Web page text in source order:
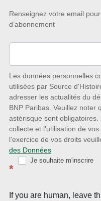
Restez
à
l’écoute
nouveautés
avec
la
Newsletter
Source
d’Histoire
Renseignez votre email
d’abonnement
Les données personnelles
utilisées par Source
adresser les actualités du
BNP Paribas. Veuillez noter
astérisque sont
collecte et l'utilisation de
l'exercice de vos droits
des Données
*
Je souhaite m'inscrire
If you are human, leave